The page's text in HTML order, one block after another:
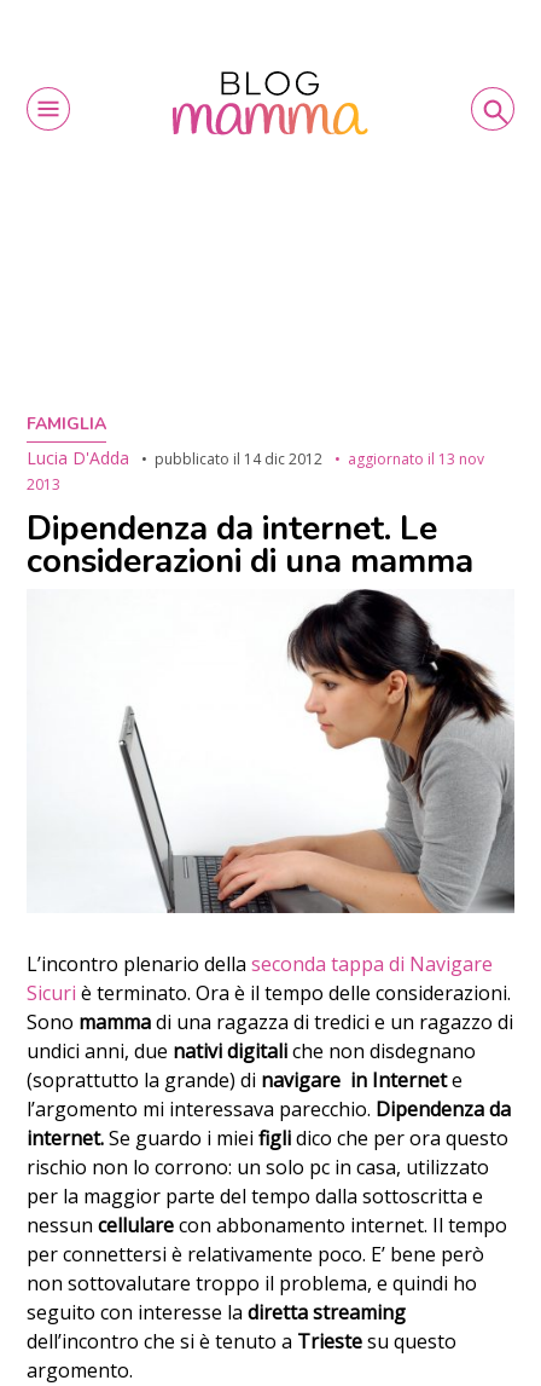
FAMIGLIA
Lucia D'Adda
pubblicato il 14 dic 2012 aggiornato il 13 nov
2013
Dipendenza da internet. Le
considerazioni di una mamma
L’incontro plenario della seconda tappa di Navigare
Sicuri è terminato. Ora è il tempo delle considerazioni.
Sono mammadi una ragazza di tredici e un ragazzo di
undici anni, due nativi digitaliche non disdegnano
(soprattutto la grande) di navigare in Internete
l’argomento mi interessava parecchio. Dipendenza da
internet.Se guardo i mieifiglidico che per ora questo
rischio non lo corrono: un solo pc in casa, utilizzato
per la maggior parte del tempo dalla sottoscritta e
nessuncellularecon abbonamento internet. Il tempo
per connettersi è relativamente poco. E’ bene però
non sottovalutare troppo il problema, e quindi ho
seguito con interesse la diretta streaming
dell’incontro che si è tenuto a Triestesu questo
argomento.